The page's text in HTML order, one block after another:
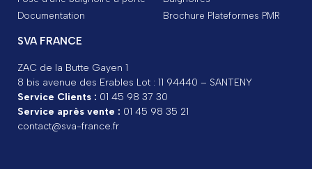
Documentation
Brochure Plateformes PMR
SVA FRANCE
ZAC de la Butte Gayen 1
8 bis avenue des Erables Lot : 11 94440 – SANTENY
Service Clients : 01 45 98 37 30
Service après vente : 01 45 98 35 21
contact@sva-france.fr